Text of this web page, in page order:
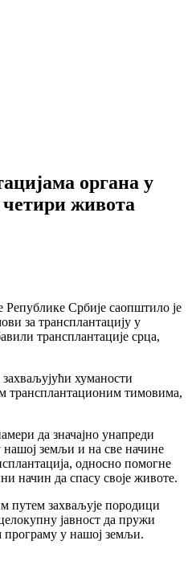
органа у
живота
Србије саопштило је
за трансплантацију у
трансплантације срца,
хуманости
трансплантационим тимовима,
да значајно унапреди
земљи и на све начине
односно помогне
начин да спасу своје животе.
путем захваљује породици
јавност да пружи
у нашој земљи.